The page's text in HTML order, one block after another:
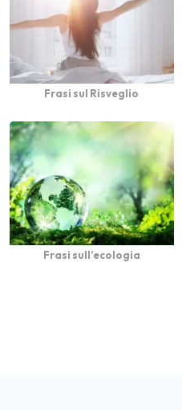
Frasi sul Risveglio
Frasi sull’ecologia